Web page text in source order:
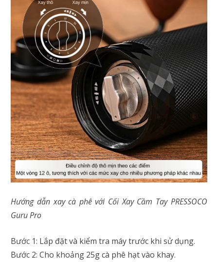
Hướng dẫn xay cà phê với Cối Xay Cầm Tay PRESSOCO
Guru Pro
Bước 1: Lắp đặt và kiểm tra máy trước khi sử dụng.
Bước 2: Cho khoảng 25g cà phê hạt vào khay.